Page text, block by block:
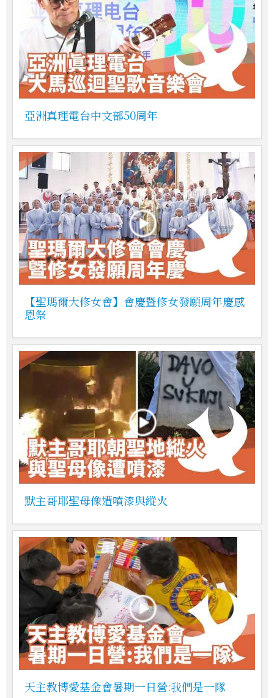
亞洲真理電台中文部50周年
【聖瑪爾大修女會】會慶暨修女發願周年慶感
恩祭
默主哥耶聖母像遭噴漆與縱火
天主教博愛基金會暑期一日營:我們是一隊